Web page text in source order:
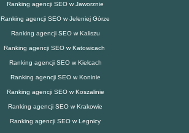
Ranking agencji SEO w Jaworznie
Ranking agencji SEO w Jeleniej Górze
Ranking agencji SEO w Kaliszu
Ranking agencji SEO w Katowicach
Ranking agencji SEO w Kielcach
Ranking agencji SEO w Koninie
Ranking agencji SEO w Koszalinie
Ranking agencji SEO w Krakowie
Ranking agencji SEO w Legnicy